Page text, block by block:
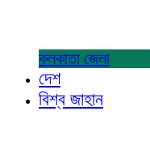
কলকাতা জেলা
দেশ
বিশ্ব জাহান